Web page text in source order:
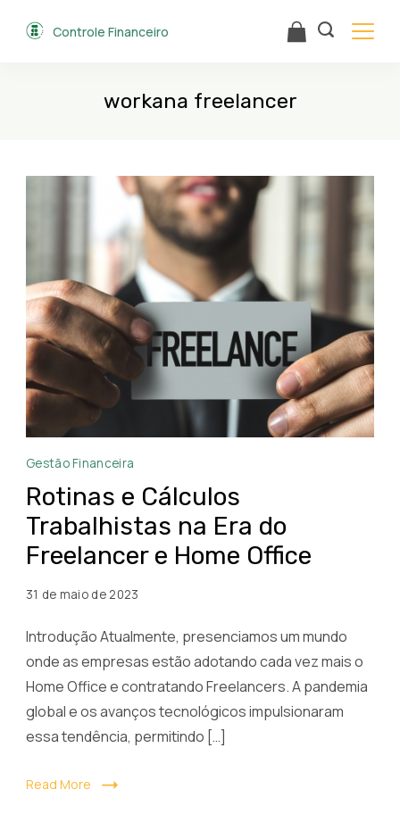
Controle Financeiro
workana freelancer
Rotinas
Cálculos
Trabalhistas
na
do
e
Home
Office
Gestão Financeira
Rotinas e Cálculos
Trabalhistas na Era do
Freelancer e Home Office
31 de maio de 2023
Introdução Atualmente, presenciamos um mundo
onde as empresas estão adotando cada vez mais o
Home Office e contratando Freelancers. A pandemia
global e os avanços tecnológicos impulsionaram
essa tendência, permitindo […]
Read More